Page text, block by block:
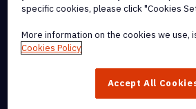
Get Our
specific cookies, please click "Cookies
More information on the cookies we use,
Cookies Policy
Accept All